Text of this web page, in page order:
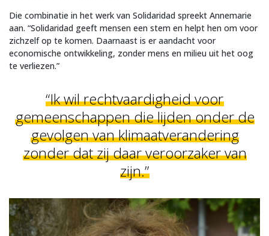
Die combinatie in het werk van Solidaridad spreekt Annemarie
aan. “Solidaridad geeft mensen een stem en helpt hen om voor
zichzelf op te komen. Daarnaast is er aandacht voor
economische ontwikkeling, zonder mens en milieu uit het oog
te verliezen.”
“Ik wil rechtvaardigheid voor
gemeenschappen die lijden onder de
gevolgen van klimaatverandering
zonder dat zij daar veroorzaker van
zijn.”